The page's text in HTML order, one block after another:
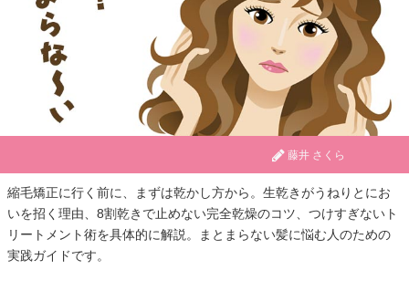
藤井 さくら
縮毛矯正に行く前に、まずは乾かし方から。生乾きがうねりとにお
いを招く理由、8割乾きで止めない完全乾燥のコツ、つけすぎないト
リートメント術を具体的に解説。まとまらない髪に悩む人のための
実践ガイドです。